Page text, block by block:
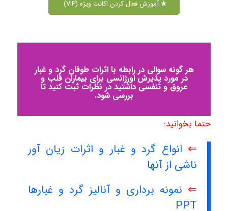
آموزش فعال کردن اکانت ویژه (VIP)
هر گونه سوالی در رابطه با اثرات طوفان گرد و غبار
در مورد پذیرش اورژانسی برای بیماران قلب و
عروق و تنفسی داشتید در نظرات ثبت کنید تا
بررسی شود.
حتما بخوانید:
⇐ انواع گرد و غبار و اثرات زیان آور
ناشی از آنها
⇐ نمونه برداری و آنالیز گرد و غبارها
PPT